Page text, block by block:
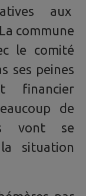
aux
commune
le comité
ses peines
financier
de
vont se
situation